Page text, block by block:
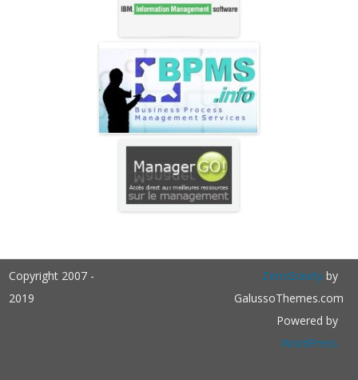
Copyright 2007 -
2019
ZeroGravityby
GalussoThemes.com
Powered by
WordPress